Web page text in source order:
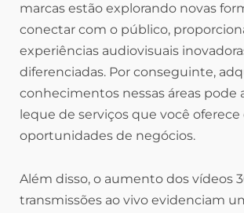
marcas estão explorando novas
conectar com o público,
experiências audiovisuais
diferenciadas. Por conseguinte,
conhecimentos nessas áreas pode
leque de serviços que você oferece
oportunidades de negócios.
Além disso, o aumento dos vídeos
transmissões ao vivo evidenciam